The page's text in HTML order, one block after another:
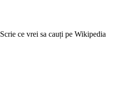
Scrie ce vrei sa cauți pe Wikipedia